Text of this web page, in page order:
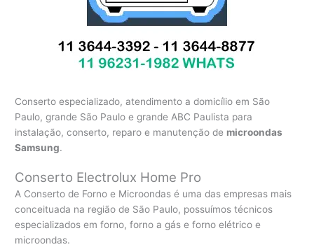
Conserto especializado, atendimento a domicílio em São
Paulo, grande São Paulo e grande ABC Paulista para
instalação, conserto, reparo e manutenção de microondas
Samsung.
Conserto Electrolux Home Pro
A Conserto de Forno e Microondas é uma das empresas mais
conceituada na região de São Paulo, possuímos técnicos
especializados em forno, forno a gás e forno elétrico e
microondas.